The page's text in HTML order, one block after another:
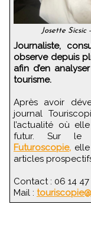
Josette Sicsic
Journaliste, consultante, conférencière, Josette Sicsic
observe depuis
afin d’en
tourisme.
Après avoir
journal
l’actualité où
futur. Sur
Futuroscopie,
articles
Contact : 06 14
Mail :